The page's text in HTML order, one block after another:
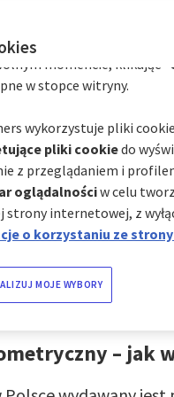
i strefy
do dalszych
np. podczas
trochę czasu i
jak uzyskać
– jak
klikając "
momencie, klikając "
w stopce witryny.
wykorzystuje pliki
pliki cookiedo
z przeglądaniem i
oglądalnościw celu
strony internetowej, z
o korzystaniu ze
MOJE WYBORY